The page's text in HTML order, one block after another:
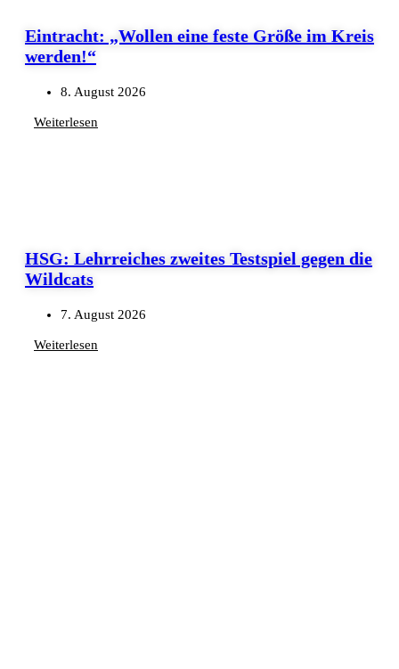
Eintracht: „Wollen eine feste Größe im Kreis
werden!“
8. August 2026
Weiterlesen
HSG: Lehrreiches zweites Testspiel gegen die
Wildcats
7. August 2026
Weiterlesen